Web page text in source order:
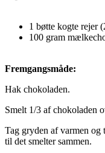
1 bøtte kogte rejer
100 gram
Fremgangsmåde:
Hak chokoladen.
Smelt 1/3 af chokoladen
Tag gryden af varmen og
til det smelter sammen.